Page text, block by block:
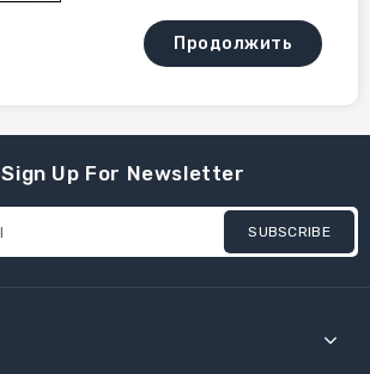
Продолжить
Sign Up For Newsletter
SUBSCRIBE